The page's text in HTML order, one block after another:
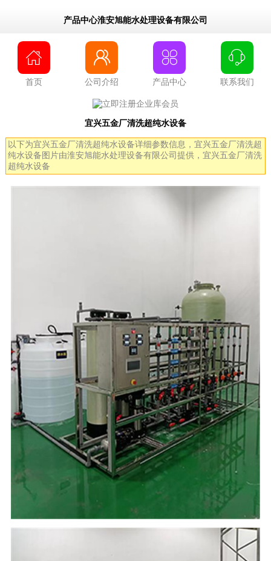
产品中心淮安旭能水处理设备有限公司

首页

公司介绍

产品中心

联系我们
宜兴五金厂清洗超纯水设备
以下为宜兴五金厂清洗超纯水设备详细参数信息，宜兴五金厂清洗超
纯水设备图片由淮安旭能水处理设备有限公司提供，宜兴五金厂清洗
超纯水设备